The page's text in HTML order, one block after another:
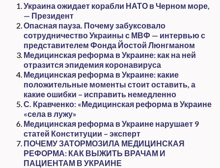
Украина ожидает корабли НАТО в Черном море,
— Президент
Опасная пауза. Почему забуксовало
сотрудничество Украины с МВФ — интервью с
представителем Фонда Йостой Люнгманом
Медицинская реформа в Украине: как на ней
отразится эпидемия коронавируса
Медицинская реформа в Украине: какие
положительные моменты стоит оставить, а
какие ошибки – исправить немедленно
С. Кравченко: «Медицинская реформа в Украине
«села в лужу»
Медицинская реформа в Украине нарушает 9
статей Конституции – эксперт
ПОЧЕМУ ЗАТОРМОЗИЛА МЕДИЦИНСКАЯ
РЕФОРМА: КАК ВЫЖИТЬ ВРАЧАМ И
ПАЦИЕНТАМ В УКРАИНЕ